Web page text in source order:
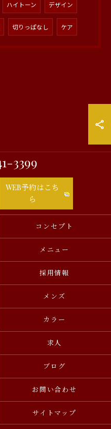
ハイトーン デザイン
切りっぱなし ケア
3399
WEB予約はこち
ら
コンセプト
メニュー
採用情報
メンズ
カラー
求人
ブログ
お問い合わせ
サイトマップ